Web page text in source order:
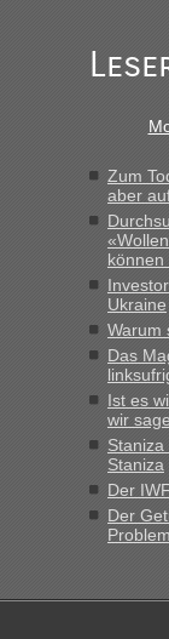
Zum
aber
Ukraine
Warum
Das
Ist es
wir
Staniza
Der
Der